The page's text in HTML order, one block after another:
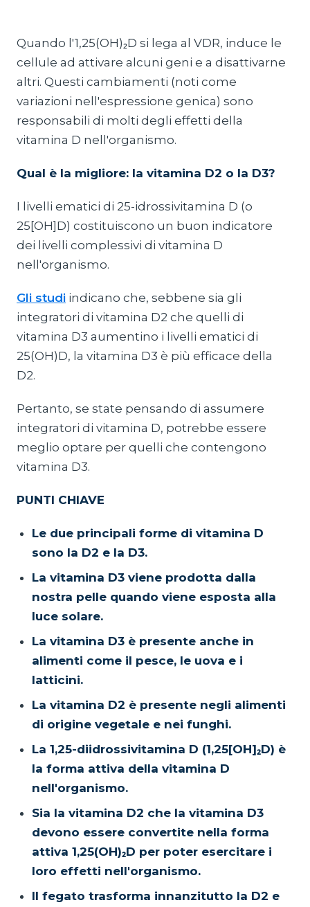
Quando l'1,25(OH)₂D si lega al VDR, induce le
cellule ad attivare alcuni geni e a disattivarne
altri. Questi cambiamenti (noti come
variazioni nell'espressione genica) sono
responsabili di molti degli effetti della
vitamina D nell'organismo.
Qual è la migliore: la vitamina D2 o la D3?
I livelli ematici di 25-idrossivitamina D (o
25[OH]D) costituiscono un buon indicatore
dei livelli complessivi di vitamina D
nell'organismo.
Gli studi indicano che, sebbene sia gli
integratori di vitamina D2 che quelli di
vitamina D3 aumentino i livelli ematici di
25(OH)D, la vitamina D3 è più efficace della
D2.
Pertanto, se state pensando di assumere
integratori di vitamina D, potrebbe essere
meglio optare per quelli che contengono
vitamina D3.
PUNTI CHIAVE
Le due principali forme di vitamina D
sono la D2 e la D3.
La vitamina D3 viene prodotta dalla
nostra pelle quando viene esposta alla
luce solare.
La vitamina D3 è presente anche in
alimenti come il pesce, le uova e i
latticini.
La vitamina D2 è presente negli alimenti
di origine vegetale e nei funghi.
La 1,25-diidrossivitamina D (1,25[OH]₂D) è
la forma attiva della vitamina D
nell'organismo.
Sia la vitamina D2 che la vitamina D3
devono essere convertite nella forma
attiva 1,25(OH)₂D per poter esercitare i
loro effetti nell'organismo.
Il fegato trasforma innanzitutto la D2 e